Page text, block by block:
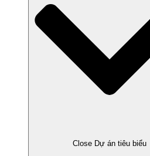
Close Dự án tiêu biểu